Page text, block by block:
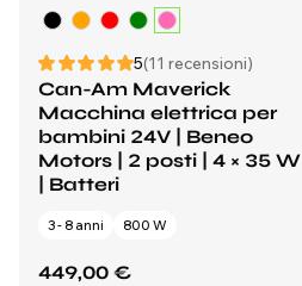
5(11 recensioni)
Can-Am Maverick
Macchina elettrica per
bambini 24V | Beneo
Motors | 2 posti | 4 × 35 W
| Batteri
3 - 8 anni 800 W
449,00 €